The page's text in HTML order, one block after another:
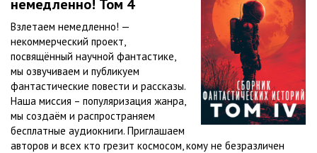
немедленно! Том 4
Взлетаем немедленно! —
некоммерческий проект,
посвящённый научной фантастике,
мы озвучиваем и публикуем
фантастические повести и рассказы.
Наша миссия – популяризация жанра,
мы создаём и распространяем
бесплатные аудиокниги. Приглашаем
авторов и всех кто грезит космосом, кому не безразличен